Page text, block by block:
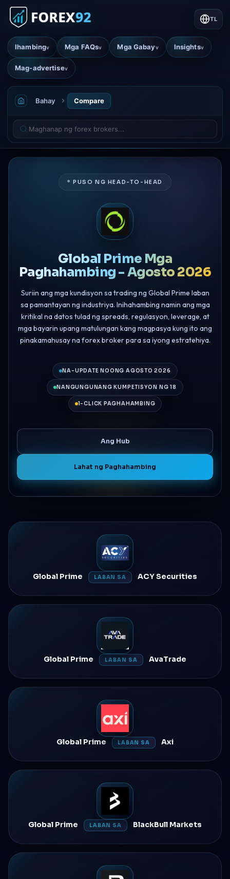
Ihambingv Mga FAQsv Mga Gabayv Insightsv
Mag-advertisev
TL
Bahay Compare
* PUSO NG HEAD-TO-HEAD
Global Prime Mga
Paghahambing - Agosto 2026
Suriin ang mga kundisyon sa trading ng Global Prime laban
sa pamantayan ng industriya. Inihahambing namin ang mga
kritikal na datos tulad ng spreads, regulasyon, leverage, at
mga bayarin upang matulungan kang magpasya kung ito ang
pinakamahusay na forex broker para sa iyong estratehiya.
NA-UPDATE NOONG AGOSTO 2026
NANGUNGUNANG KUMPETISYON NG 18
1-CLICK PAGHAHAMBING
Ang Hub
Lahat ng Paghahambing
Global Prime LABAN SA ACY Securities
Global Prime LABAN SA AvaTrade
Global Prime LABAN SA Axi
Global Prime LABAN SA BlackBull Markets